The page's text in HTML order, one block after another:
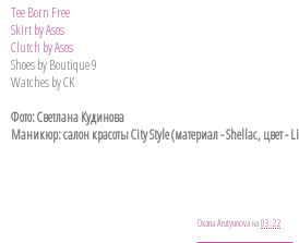
Tee Born Free
Skirt by Asos
Clutch by Asos
Shoes by Boutique 9
Watches by CK
Фото: Светлана Кудинова
Маникюр: салон красоты City Style (материал - Shellac, цвет -
Oxana Arutyunovaна03:22